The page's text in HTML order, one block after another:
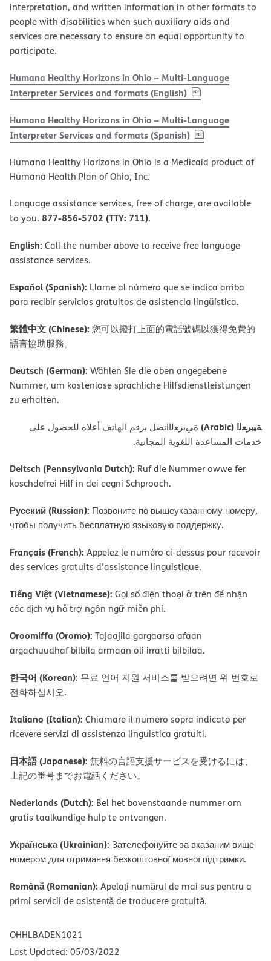
interpretation, and written information in other formats to
people with disabilities when such auxiliary aids and
services are necessary to ensure an equal opportunity to
participate.
Humana Healthy Horizons in Ohio – Multi-Language
Interpreter Services and formats (English), PDF(opens in new
Humana Healthy Horizons in Ohio – Multi-Language
Interpreter Services and formats (Spanish), PDF(opens in new
Humana Healthy Horizons in Ohio is a Medicaid product of
Humana Health Plan of Ohio, Inc.
Language assistance services, free of charge, are available
to you. 877-856-5702 (TTY: 711).
English: Call the number above to receive free language
assistance services.
Español (Spanish): Llame al número que se indica arriba
para recibir servicios gratuitos de asistencia lingüística.
繁體中文 (Chinese): 您可以撥打上面的電話號碼以獲得免費的
語言協助服務。
Deutsch (German): Wählen Sie die oben angegebene
Nummer, um kostenlose sprachliche Hilfsdienstleistungen
zu erhalten.
ﺔﯿﺑﺮﻌﻟا (Arabic)
ةﻲﺑﺮﻌﻟااﺗﺼﻞ ﺑﺮﻗﻢ اﻟﮭﺎﺗﻒ أﻋﻼه ﻟﻠﺤﺼﻮل ﻋﻠﻰ
ﺧﺪﻣﺎت اﻟﻤﺴﺎﻋﺪة اﻟﻠﻐﻮﯾﺔ اﻟﻤﺠﺎﻧﯿﺔ.
Deitsch (Pennsylvania Dutch): Ruf die Nummer owwe fer
koschdefrei Hilf in dei eegni Schprooch.
Русский (Russian): Позвоните по вышеуказанному номеру,
чтобы получить бесплатную языковую поддержку.
Français (French): Appelez le numéro ci-dessus pour recevoir
des services gratuits d’assistance linguistique.
Tiếng Việt (Vietnamese): Gọi số điện thoại ở trên để nhận
các dịch vụ hỗ trợ ngôn ngữ miễn phí.
Oroomiffa (Oromo): Tajaajila gargaarsa afaan
argachuudhaf bilbila armaan oli irratti bilbilaa.
한국어 (Korean): 무료 언어 지원 서비스를 받으려면 위 번호로
전화하십시오.
Italiano (Italian): Chiamare il numero sopra indicato per
ricevere servizi di assistenza linguistica gratuiti.
日本語 (Japanese): 無料の言語支援サービスを受けるには、
上記の番号までお電話ください。
Nederlands (Dutch): Bel het bovenstaande nummer om
gratis taalkundige hulp te ontvangen.
Українська (Ukrainian): Зателефонуйте за вказаним вище
номером для отримання безкоштовної мовної підтримки.
Română (Romanian): Apelați numărul de mai sus pentru a
primi servicii de asistență de traducere gratuită.
OHHLBADEN1021
Last Updated: 05/03/2022